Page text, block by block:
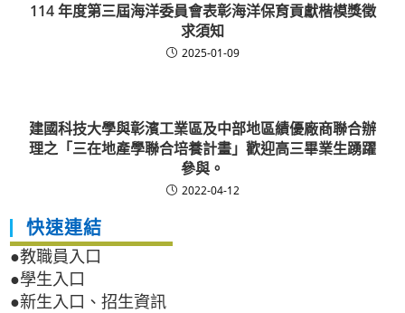
114 年度第三屆海洋委員會表彰海洋保育貢獻楷模獎徵
求須知
2025-01-09
建國科技大學與彰濱工業區及中部地區績優廠商聯合辦
理之「三在地產學聯合培養計畫」歡迎高三畢業生踴躍
參與。
2022-04-12
快速連結
●教職員入口
●學生入口
●新生入口、招生資訊